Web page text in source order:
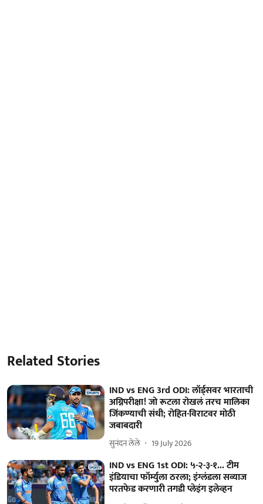
Related Stories
IND vs ENG 3rd ODI: लॉर्ड्सवर भारताची
अग्निपरीक्षा! जो रूटला रोखलं तरच मालिका
जिंकण्याची संधी; रोहित-विराटवर मोठी
जबाबदारी
सुनंदन लेले 19 July 2026
IND vs ENG 1st ODI: ५-२-३-१... टीम
इंडियाचा फॉर्म्युला ठरला; इंग्लंडला सव्याज
परतफेड करणारी तगडी प्लेइंग इलेव्हन